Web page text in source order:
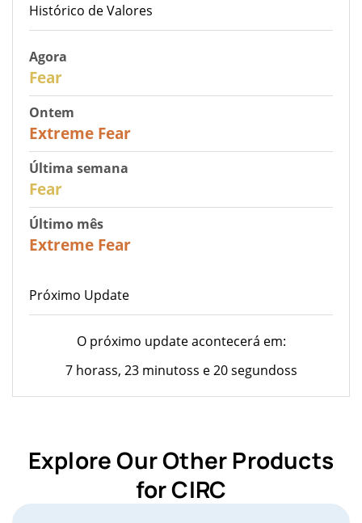
Histórico de Valores
Agora
Fear
Ontem
Extreme Fear
Última semana
Fear
Último mês
Extreme Fear
Próximo Update
O próximo update acontecerá em:
7 horass, 23 minutoss e 20 segundoss
Explore Our Other Products
for CIRC